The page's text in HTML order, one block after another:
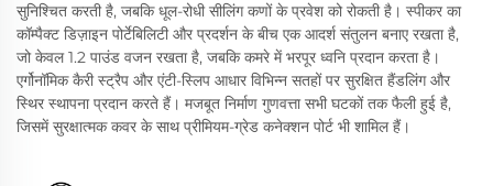
सुनिश्चित करती है, जबकि धूल-रोधी सीलिंग कणों के प्रवेश को रोकती है। स्पीकर का
कॉम्पैक्ट डिज़ाइन पोर्टेबिलिटी और प्रदर्शन के बीच एक आदर्श संतुलन बनाए रखता है,
जो केवल 1.2 पाउंड वजन रखता है, जबकि कमरे में भरपूर ध्वनि प्रदान करता है।
एर्गोनॉमिक कैरी स्ट्रैप और एंटी-स्लिप आधार विभिन्न सतहों पर सुरक्षित हैंडलिंग और
स्थिर स्थापना प्रदान करते हैं। मजबूत निर्माण गुणवत्ता सभी घटकों तक फैली हुई है,
जिसमें सुरक्षात्मक कवर के साथ प्रीमियम-ग्रेड कनेक्शन पोर्ट भी शामिल हैं।